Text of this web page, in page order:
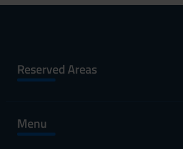
Reserved Areas
Menu